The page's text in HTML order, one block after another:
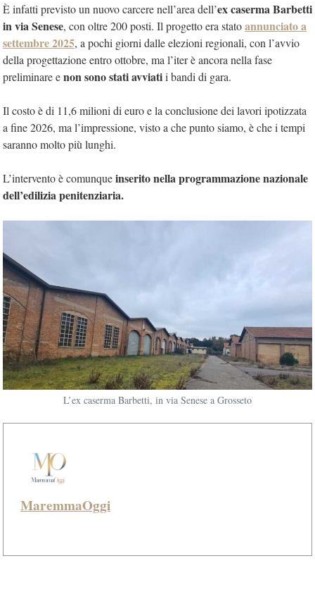
È infatti previsto un nuovo carcere nell’area dell’ex caserma Barbetti
in via Senese, con oltre 200 posti. Il progetto era statoannunciato a
settembre 2025, a pochi giorni dalle elezioni regionali, con l’avvio
della progettazione entro ottobre, ma l’iter è ancora nella fase
preliminare enon sono stati avviatii bandi di gara.
Il costo è di 11,6 milioni di euro e la conclusione dei lavori ipotizzata
a fine 2026, ma l’impressione, visto a che punto siamo, è che i tempi
saranno molto più lunghi.
L’intervento è comunqueinserito nella programmazione nazionale
dell’edilizia penitenziaria.
L’ex caserma Barbetti, in via Senese a Grosseto
MaremmaOggi